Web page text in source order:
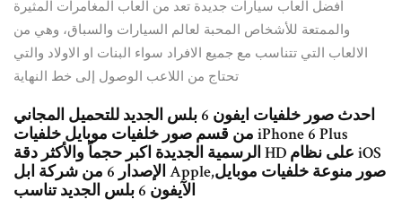
أفضل العاب سيارات جديدة تعد من العاب المغامرات المثيرة
والممتعة للأشخاص المحبة لعالم السيارات والسباق، وهي من
الالعاب التي تتناسب مع جميع الافراد سواء البنات او الاولاد والتي
تحتاج من اللاعب الوصول إلى خط النهاية
احدث صور خلفيات ايفون 6 بلس الجديد للتحميل المجاني
من قسم صور خلفيات موبايل خلفيات iPhone 6 Plus
الرسمية الجديدة اكبر حجماً والأكثر دقة HD على نظام iOS
الإصدار 6 من شركة ابل Apple,صور منوعة خلفيات موبايل
الآيفون 6 بلس الجديد تناسب